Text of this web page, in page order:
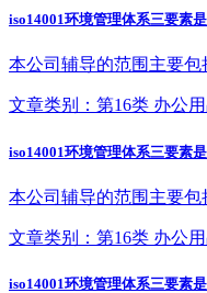
iso14001环境管理体系三要素
本公司辅导的范围主要包
文章类别：第16类 办公
iso14001环境管理体系三要素
本公司辅导的范围主要包
文章类别：第16类 办公
iso14001环境管理体系三要素